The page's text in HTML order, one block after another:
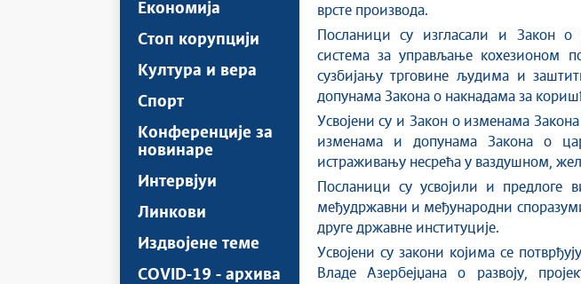
Економија
Стоп корупцији
Култура и вера
Спорт
Конференције за
новинаре
Интервјуи
Линкови
Издвојене теме
COVID-19 - архива
врсте производа.
Посланици су изгласали и Закон
система за управљање кохезионом
сузбијању трговине људима и
допунама Закона о накнадама за
Усвојени су и Закон о изменама
изменама и допунама Закона о
истраживању несрећа у ваздушном,
Посланици су усвојили и предлоге
међудржавни и међународни
друге државне институције.
Усвојени су закони којима се
Владе Азербејџана о развоју,